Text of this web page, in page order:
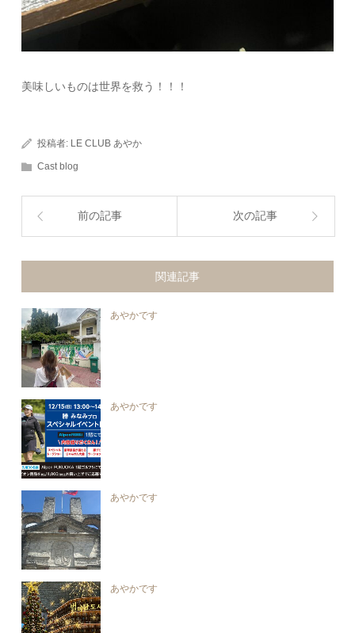
美味しいものは世界を救う！！！
投稿者: LE CLUB あやか
Cast blog
前の記事 次の記事
関連記事
あやかです
あやかです
あやかです
あやかです